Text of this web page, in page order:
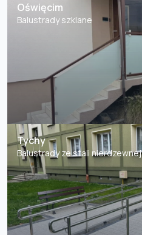
Oświęcim
Balustrady szklane
Tychy
Balustrady ze stali nierdzewnej